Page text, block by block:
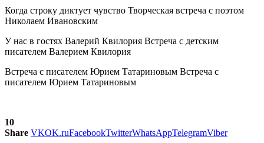
Когда строку диктует чувство Творческая встреча с поэтом
Николаем Ивановским
У нас в гостях Валерий Квилория Встреча с детским
писателем Валерием Квилория
Встреча с писателем Юрием Татариновым Встреча с
писателем Юрием Татариновым
10
Share VKOK.ruFacebookTwitterWhatsAppTelegramViber